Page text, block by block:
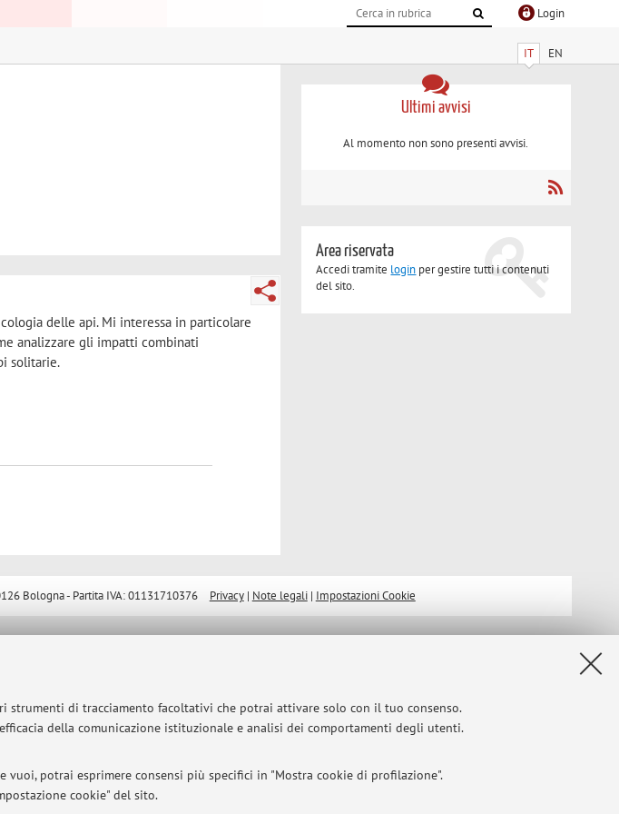
strumenti di tracciamento facoltativi che potrai attivare solo con il tuo consenso.
della comunicazione istituzionale e analisi dei comportamenti degli utenti.
potrai esprimere consensi più specifici in "Mostra cookie di profilazione".
cookie" del sito.
Login
IT EN
delle api. Mi interessa in particolare
analizzare gli impatti combinati
solitarie.
Ultimi avvisi
Al momento non sono presenti avvisi.
Area riservata
Accedi tramite login per gestire tutti i contenuti
del sito.
Bologna - Partita IVA: 01131710376 Privacy| Note legali| Impostazioni Cookie